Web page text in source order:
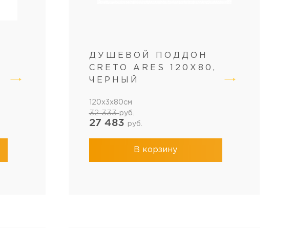
ДУШЕВОЙ ПОДДОН
CRETO ARES 120X80,
ЧЕРНЫЙ
120x3x80см
32 333руб.
27 483 руб.
В корзину